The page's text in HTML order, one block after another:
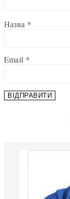
Назва *
Email *